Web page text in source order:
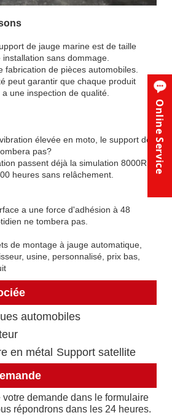
de jauge marine est de taille
sans dommage.
fabrication de pièces automobiles.
peut garantir que chaque produit
une inspection de qualité.
élevée en moto, le support de
pas?
passent déjà la simulation 8000R /
heures sans relâchement.
a une force d'adhésion à 48
ne tombera pas.
de montage à jauge automatique,
usine, personnalisé, prix bas,
automobiles
en métal Support satellite
votre demande dans le formulaire
répondrons dans les 24 heures.
Online Service